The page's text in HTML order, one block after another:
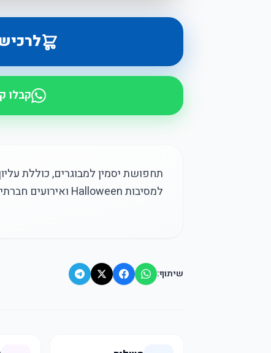
קבלו
תחפושת יסמין למבוגרים, כוללת
למסיבות Halloween ואירועים חברתיים.
שיתוף: